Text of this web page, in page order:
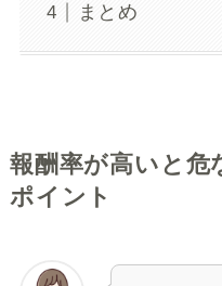
まとめ
報酬率が高いと危
ポイント